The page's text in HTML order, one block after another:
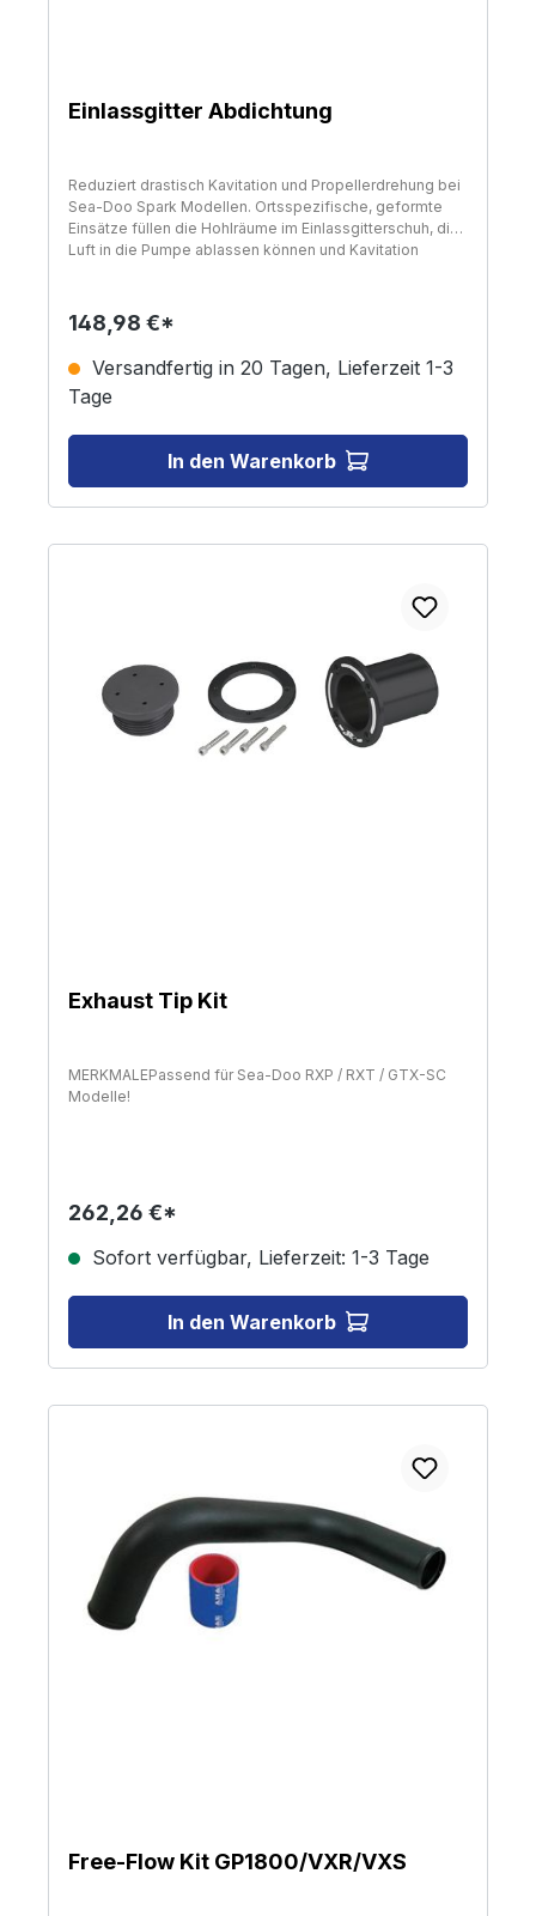
Einlassgitter Abdichtung
Reduziert drastisch Kavitation und Propellerdrehung bei
Sea-Doo Spark Modellen. Ortsspezifische, geformte
Einsätze füllen die Hohlräume im Einlassgitterschuh, die
Luft in die Pumpe ablassen können und Kavitation
mit dem RIVA Einlassgitter im Ersatzteilmarkt. Enthält eine
detaillierte Installationsanleitung. Geeignet für: Alle
Spark 2-Up & 3-Up Modelle mit RIVA Top Loader
Einlassgitter
148,98 €*
Versandfertig in 20 Tagen, Lieferzeit 1-3
Tage
In den Warenkorb
Exhaust Tip Kit
MERKMALEPassend für Sea-Doo RXP / RXT / GTX-SC
Modelle!
262,26 €*
Sofort verfügbar, Lieferzeit: 1-3 Tage
In den Warenkorb
Free-Flow Kit GP1800/VXR/VXS